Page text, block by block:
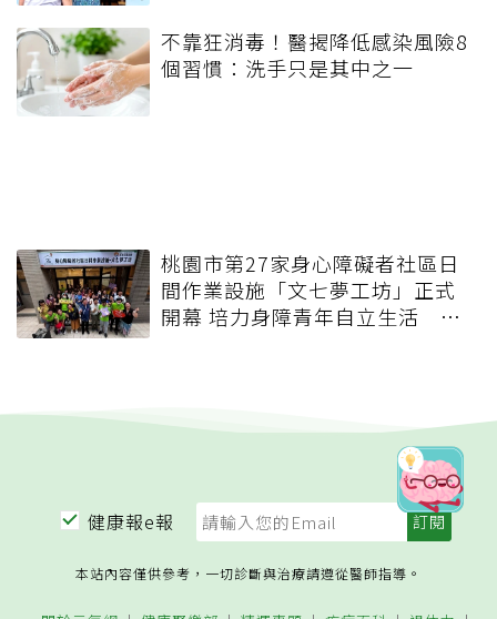
不靠狂消毒！醫揭降低感染風險8
個習慣：洗手只是其中之一
桃園市第27家身心障礙者社區日
間作業設施「文七夢工坊」正式
開幕 培力身障青年自立生活 攜
健康報e報
本站內容僅供參考，一切診斷與治療請遵從醫師指導。